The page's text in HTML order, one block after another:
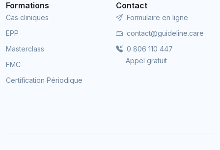
Formations
Cas cliniques
EPP
Masterclass
FMC
Certification Périodique
Contact
Formulaire en ligne
contact@guideline.care
0 806 110 447
Appel gratuit